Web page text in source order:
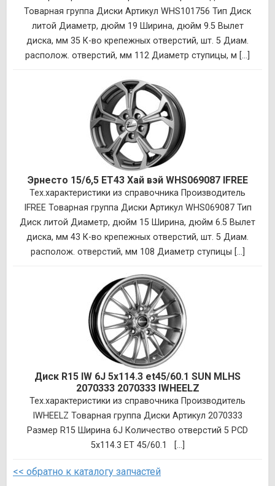
Товарная группа Диски Артикул WHS101756 Тип Диск
литой Диаметр, дюйм 19 Ширина, дюйм 9.5 Вылет
диска, мм 35 К-во крепежных отверстий, шт. 5 Диам.
располож. отверстий, мм 112 Диаметр ступицы, м [...]
Эрнесто 15/6,5 ET43 Хай вэй WHS069087 IFREE
Тех.характеристики из справочника Производитель
IFREE Товарная группа Диски Артикул WHS069087 Тип
Диск литой Диаметр, дюйм 15 Ширина, дюйм 6.5 Вылет
диска, мм 43 К-во крепежных отверстий, шт. 5 Диам.
располож. отверстий, мм 108 Диаметр ступицы [...]
Диск R15 IW 6J 5х114.3 et45/60.1 SUN MLHS
2070333 2070333 IWHEELZ
Тех.характеристики из справочника Производитель
IWHEELZ Товарная группа Диски Артикул 2070333
Размер R15 Ширина 6J Количество отверстий 5 PCD
5х114.3 ET 45/60.1 [...]
<< обратно к каталогу запчастей